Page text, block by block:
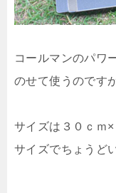
コールマンのパワ
のせて使うのですが
サイズは３０ｃｍ
サイズでちょうど